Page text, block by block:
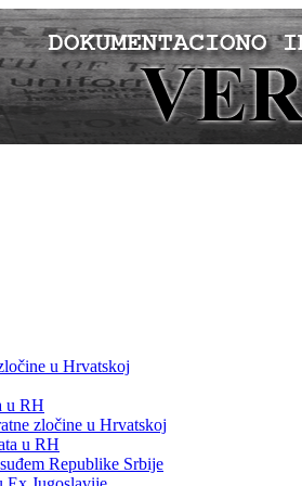
u Hrvatskoj
u RH
zločine u Hrvatskoj
u RH
Republike Srbije